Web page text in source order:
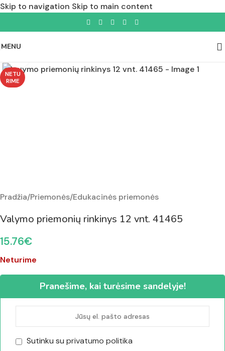
Skip to navigation Skip to main content
MENU
NETU
RIME
Pradžia/Priemonės/Edukacinės priemonės
Valymo priemonių rinkinys 12 vnt. 41465
15.76€
Neturime
Pranešime, kai turėsime sandelyje!
Sutinku su privatumo politika